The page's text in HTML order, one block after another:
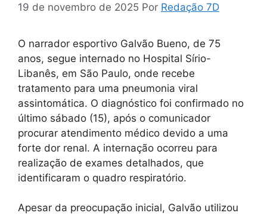
19 de novembro de 2025 Por Redação 7D
O narrador esportivo Galvão Bueno, de 75
anos, segue internado no Hospital Sírio-
Libanês, em São Paulo, onde recebe
tratamento para uma pneumonia viral
assintomática. O diagnóstico foi confirmado no
último sábado (15), após o comunicador
procurar atendimento médico devido a uma
forte dor renal. A internação ocorreu para
realização de exames detalhados, que
identificaram o quadro respiratório.
Apesar da preocupação inicial, Galvão utilizou